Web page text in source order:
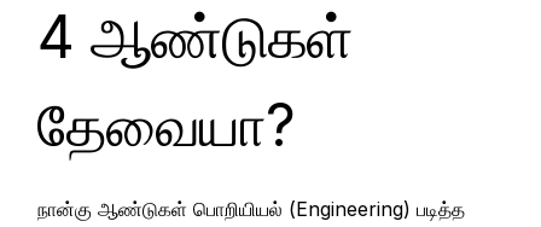
4 ஆண்டுகள்
தேவையா?
நான்கு ஆண்டுகள் பொறியியல் (Engineering) படித்த